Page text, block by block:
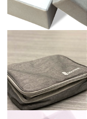
Cestovní set po
nabíjení a s potiskem
pouzdra